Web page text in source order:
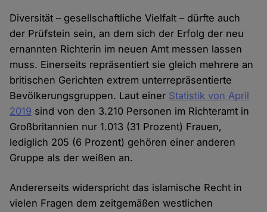
Diversität – gesellschaftliche Vielfalt – dürfte auch
der Prüfstein sein, an dem sich der Erfolg der neu
ernannten Richterin im neuen Amt messen lassen
muss. Einerseits repräsentiert sie gleich mehrere an
britischen Gerichten extrem unterrepräsentierte
Bevölkerungsgruppen. Laut einer Statistik von April
2019 sind von den 3.210 Personen im Richteramt in
Großbritannien nur 1.013 (31 Prozent) Frauen,
lediglich 205 (6 Prozent) gehören einer anderen
Gruppe als der weißen an.
Andererseits widerspricht das islamische Recht in
vielen Fragen dem zeitgemäßen westlichen